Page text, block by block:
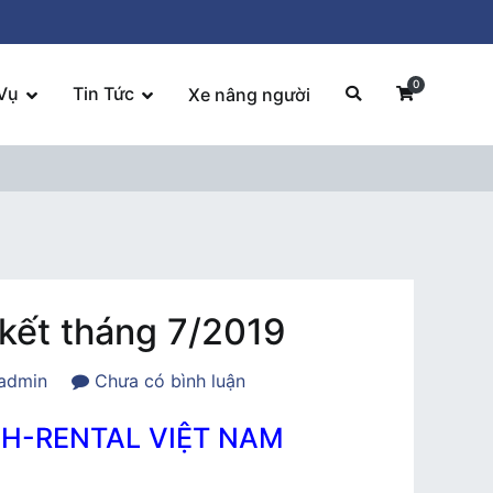
Tin Tức Xe nâng người 0
tháng 7/2019
Chưa có bình luậntrong
hoan
RENTAL VIỆT NAM